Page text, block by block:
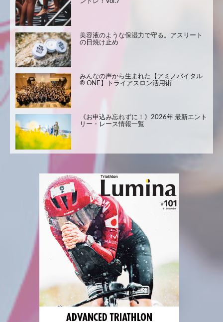
ントレ！Vol.7
美容液のような保湿力で守る。アスリート
の日焼け止め
みんなの声から生まれた【アミノバイタル
® ONE】トライアスロン活用術
《お申込み忘れずに！》2026年 最新エント
リー・レース情報一覧